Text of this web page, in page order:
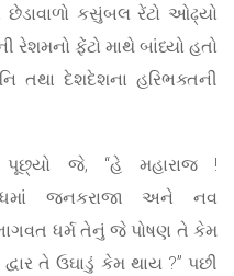
છેડાવાળો કસુંબલ રેંટો ઓઢ્યો
ફેંટો માથે બાંધ્યો હતો
તથા દેશદેશના હરિભક્તની
પૂછ્યો જે, “હે મહારાજ !
જનકરાજા અને નવ
ધર્મ તેનું જે પોષણ તે કેમ
તે ઉઘાડું કેમ થાય ?” પછી